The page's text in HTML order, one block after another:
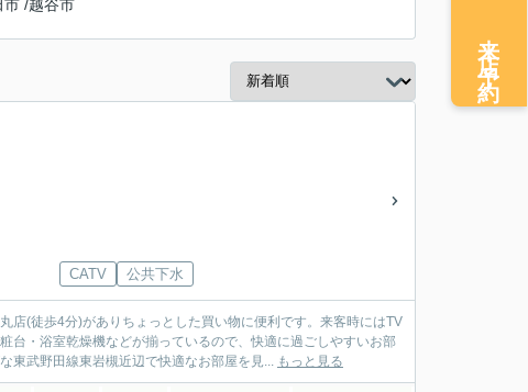
市 /越谷市
CATV 公共下水
(徒歩4分)がありちょっとした買い物に便利です。来客時にはTV
台・浴室乾燥機などが揃っているので、快適に過ごしやすいお部
東武野田線東岩槻近辺で快適なお部屋を見... もっと見る
来店予約